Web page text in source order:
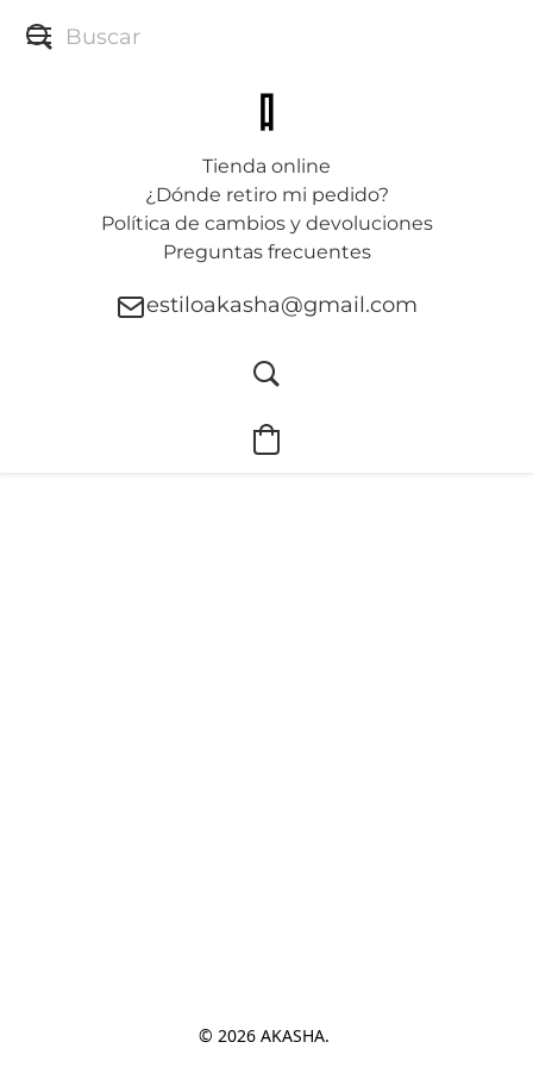
Tienda online
¿Dónde retiro mi pedido?
Política de cambios y devoluciones
Preguntas frecuentes
estiloakasha@gmail.com
© 2026 AKASHA.